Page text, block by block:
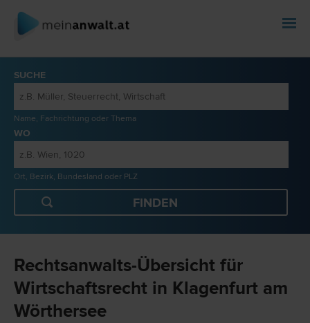
SUCHE
Name, Fachrichtung oder Thema
WO
Ort, Bezirk, Bundesland oder PLZ
Rechtsanwalts-Übersicht für
Wirtschaftsrecht in Klagenfurt am
Wörthersee